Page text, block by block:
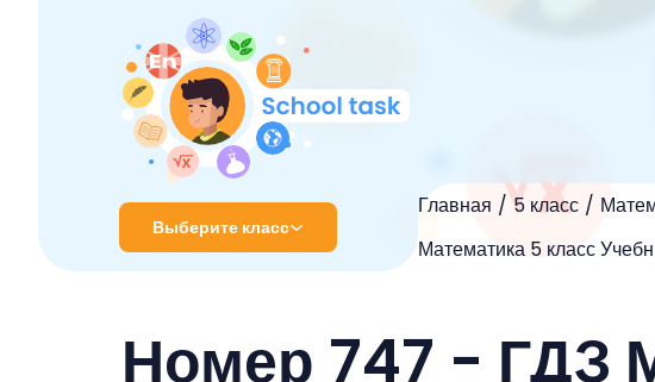
Выберите класс
Главная 5 класс
Математика 5 класс
2 класс
Номер 747 - ГДЗ